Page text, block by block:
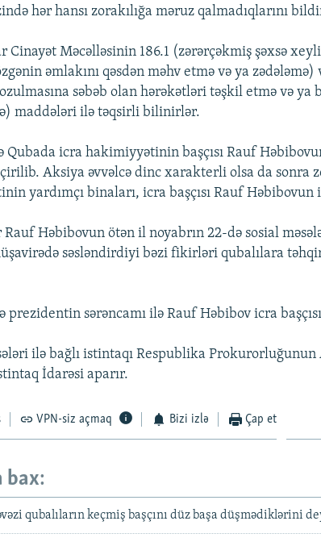
hər hansı zorakılığa məruz qalmadıqlarını
Cinayət Məcəlləsinin 186.1 (zərərçəkmiş şəxsə
əmlakını qəsdən məhv etmə və ya
səbəb olan hərəkətləri təşkil etmə və ya
maddələri ilə təqsirli bilinirlər.
Qubada icra hakimiyyətinin başçısı Rauf
Aksiya əvvəlcə dinc xarakterli olsa da sonra
yardımçı binaları, icra başçısı Rauf Həbibovun
Rauf Həbibovun ötən il noyabrın 22-də sosial
səsləndirdiyi bəzi fikirləri qubalılara
prezidentin sərəncamı ilə Rauf Həbibov icra
ilə bağlı istintaqı Respublika Prokurorluğunun
İdarəsi aparır.
VPN-siz açmaq Bizi izlə Çap et
bax:
qubalıların keçmiş başçını düz başa düşmədiklərini